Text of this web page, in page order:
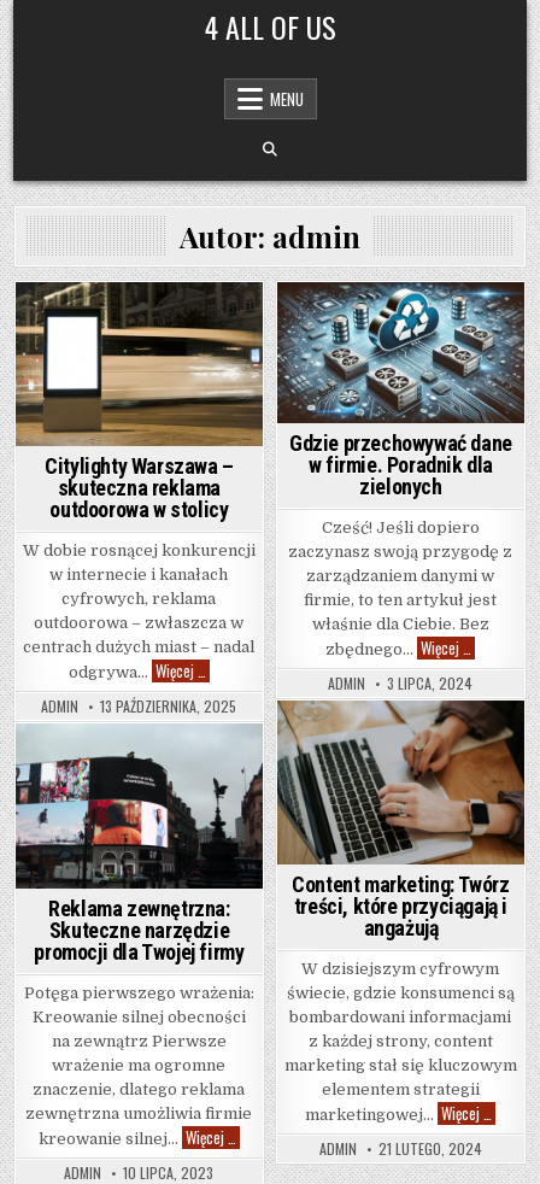
Skip to content 4 ALL OF US
MENU
Autor: admin
Posted in
Citylighty Warszawa –
skuteczna reklama
outdoorowa w stolicy
W dobie rosnącej konkurencji
w internecie i kanałach
cyfrowych, reklama
outdoorowa – zwłaszcza w
centrach dużych miast – nadal
odgrywa… Więcej … Citylighty Warszawa – skuteczna reklama
ADMIN 13 PAŹDZIERNIKA, 2025
Posted in
Gdzie przechowywać dane
w firmie. Poradnik dla
zielonych
Cześć! Jeśli dopiero
zaczynasz swoją przygodę z
zarządzaniem danymi w
firmie, to ten artykuł jest
właśnie dla Ciebie. Bez
zbędnego… Więcej … Gdzie
ADMIN 3 LIPCA, 2024
Posted in
Content marketing: Twórz
treści, które przyciągają i
angażują
W dzisiejszym cyfrowym
świecie, gdzie konsumenci są
bombardowani informacjami
z każdej strony, content
marketing stał się kluczowym
elementem strategii
marketingowej… Więcej …
ADMIN 21 LUTEGO, 2024
Posted in
Reklama zewnętrzna:
Skuteczne narzędzie
promocji dla Twojej firmy
Potęga pierwszego wrażenia:
Kreowanie silnej obecności
na zewnątrz Pierwsze
wrażenie ma ogromne
znaczenie, dlatego reklama
zewnętrzna umożliwia firmie
kreowanie silnej… Więcej … Reklama zewnętrzna: Skuteczne narzędzie
ADMIN 10 LIPCA, 2023